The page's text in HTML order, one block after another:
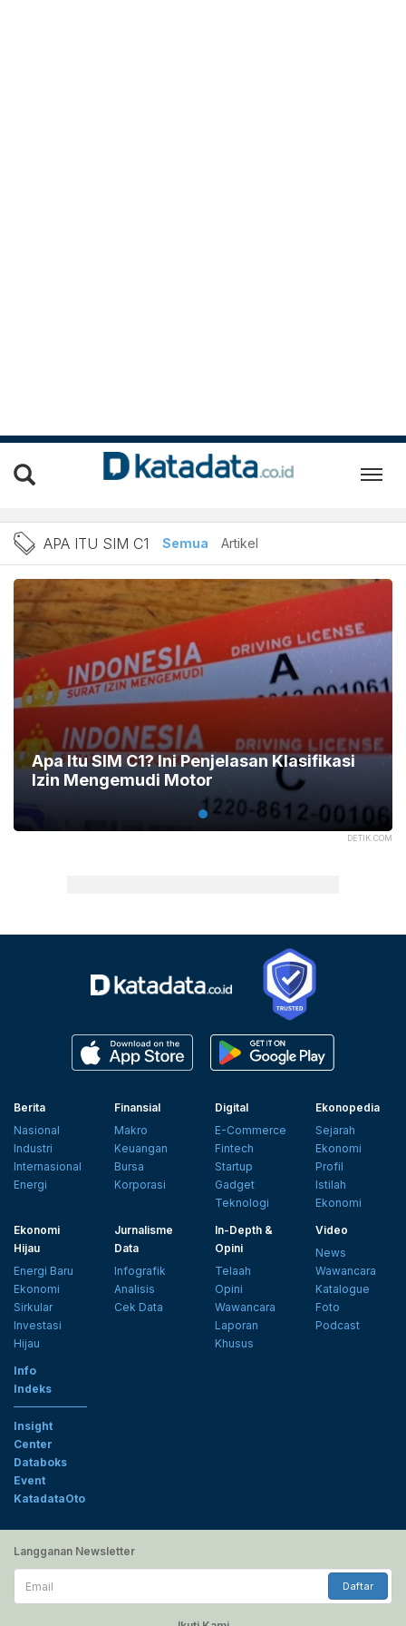
Berita Apa Itu SIM C1
APA ITU SIM C1 Semua Artikel
DETIK.COM
Apa Itu SIM C1? Ini Penjelasan Klasifikasi
Izin Mengemudi Motor
Berita
Nasional
Industri
Internasional
Energi
Finansial
Makro
Keuangan
Bursa
Korporasi
Digital
E-Commerce
Fintech
Startup
Gadget
Teknologi
Ekonopedia
Sejarah
Ekonomi
Profil
Istilah
Ekonomi
Ekonomi
Hijau
Energi Baru
Ekonomi
Sirkular
Investasi
Hijau
Jurnalisme
Data
Infografik
Analisis
Cek Data
In-Depth &
Opini
Telaah
Opini
Wawancara
Laporan
Khusus
Video
News
Wawancara
Katalogue
Foto
Podcast
Info
Indeks
Insight
Center
Databoks
Event
KatadataOto
Langganan Newsletter
Email
Daftar